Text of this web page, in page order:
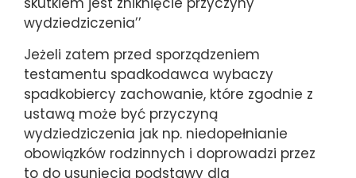
wydziedziczenia’’
Jeżeli zatem przed sporządzeniem
testamentu spadkodawca wybaczy
spadkobiercy zachowanie, które zgodnie z
ustawą może być przyczyną
wydziedziczenia jak np. niedopełnianie
obowiązków rodzinnych i doprowadzi przez
to do usunięcia podstawy dla